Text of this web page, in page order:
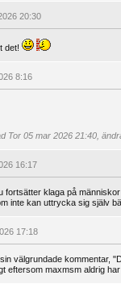
20:30
det!
8:16
Tor 05 mar 2026 21:40,
16:17
fortsätter klaga på
inte kan uttrycka sig själv
17:18
välgrundade kommentar,
eftersom maxmsm aldrig